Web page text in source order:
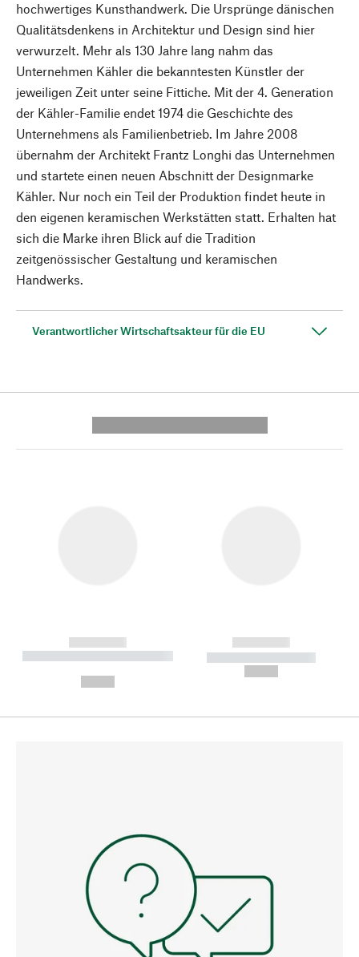
hochwertiges Kunsthandwerk. Die Ursprünge dänischen
Qualitätsdenkens in Architektur und Design sind hier
verwurzelt. Mehr als 130 Jahre lang nahm das
Unternehmen Kähler die bekanntesten Künstler der
jeweiligen Zeit unter seine Fittiche. Mit der 4. Generation
der Kähler-Familie endet 1974 die Geschichte des
Unternehmens als Familienbetrieb. Im Jahre 2008
übernahm der Architekt Frantz Longhi das Unternehmen
und startete einen neuen Abschnitt der Designmarke
Kähler. Nur noch ein Teil der Produktion findet heute in
den eigenen keramischen Werkstätten statt. Erhalten hat
sich die Marke ihren Blick auf die Tradition
zeitgenössischer Gestaltung und keramischen
Handwerks.
Verantwortlicher Wirtschaftsakteur für die EU
------------
----------- ----------- --------
------------
----------- -----------